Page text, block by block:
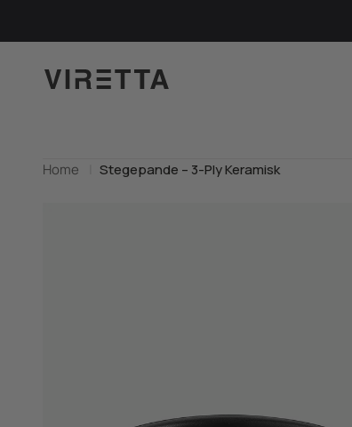
Viretta.dk
Home Stegepande – 3-Ply Keramisk